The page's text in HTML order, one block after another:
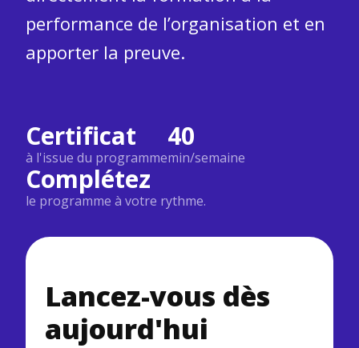
performance de l’organisation et en
apporter la preuve.
Certificat
à l'issue du programme
40
min/semaine
Complétez
le programme à votre rythme.
Lancez-vous dès
aujourd'hui